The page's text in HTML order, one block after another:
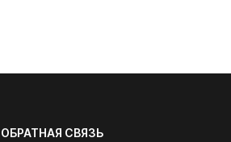
ОБРАТНАЯ СВЯЗЬ